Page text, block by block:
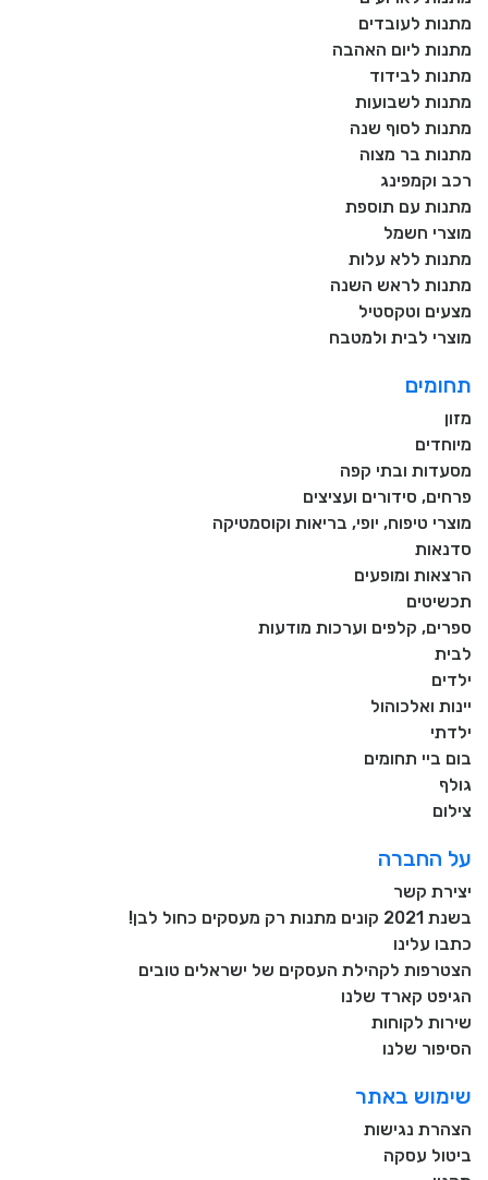
מתנות לעובדים
מתנות ליום האהבה
מתנות לבידוד
מתנות לשבועות
מתנות לסוף שנה
מתנות בר מצוה
רכב וקמפינג
מתנות עם תוספת
מוצרי חשמל
מתנות ללא עלות
מתנות לראש השנה
מצעים וטקסטיל
מוצרי לבית ולמטבח
תחומים
מזון
מיוחדים
מסעדות ובתי קפה
פרחים, סידורים ועציצים
מוצרי טיפוח, יופי, בריאות וקוסמטיקה
סדנאות
הרצאות ומופעים
תכשיטים
ספרים, קלפים וערכות מודעות
לבית
ילדים
יינות ואלכוהול
ילדתי
בום ביי תחומים
גולף
צילום
על החברה
יצירת קשר
בשנת 2021 קונים מתנות רק מעסקים כחול לבן!
כתבו עלינו
הצטרפות לקהילת העסקים של ישראלים טובים
הגיפט קארד שלנו
שירות לקוחות
הסיפור שלנו
שימוש באתר
הצהרת נגישות
ביטול עסקה